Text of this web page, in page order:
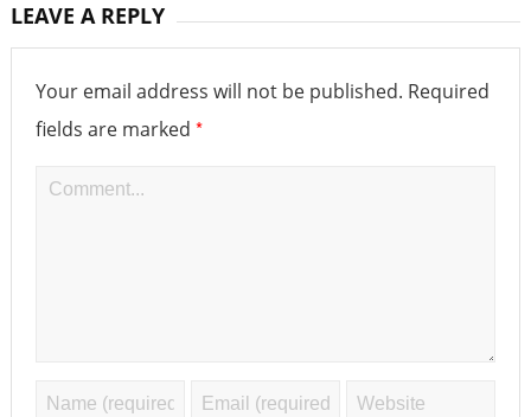
LEAVE A REPLY
Your email address will not be published. Required
fields are marked *